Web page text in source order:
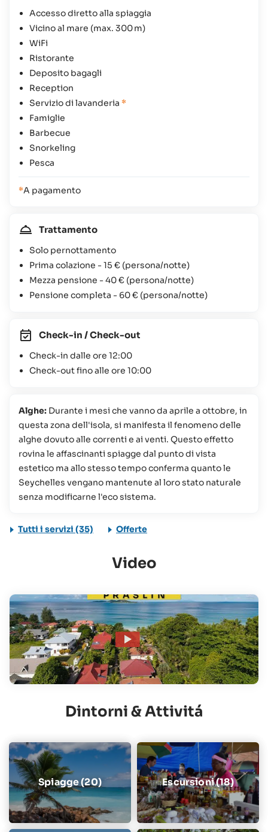
Accesso diretto alla spiaggia
Vicino al mare (max. 300 m)
WiFi
Ristorante
Deposito bagagli
Reception
Servizio di lavanderia *
Famiglie
Barbecue
Snorkeling
Pesca
*A pagamento
Trattamento
Solo pernottamento
Prima colazione - 15 € (persona/notte)
Mezza pensione - 40 € (persona/notte)
Pensione completa - 60 € (persona/notte)
Check-in / Check-out
Check-in dalle ore 12:00
Check-out fino alle ore 10:00
Alghe: Durante i mesi che vanno da aprile a ottobre, in
questa zona dell'isola, si manifesta il fenomeno delle
alghe dovuto alle correnti e ai venti. Questo effetto
rovina le affascinanti spiagge dal punto di vista
estetico ma allo stesso tempo conferma quanto le
Seychelles vengano mantenute al loro stato naturale
senza modificarne l'eco sistema.
Tutti i servizi (35) Offerte
Video
Dintorni & Attivitá
Spiagge (20) Escursioni (18)